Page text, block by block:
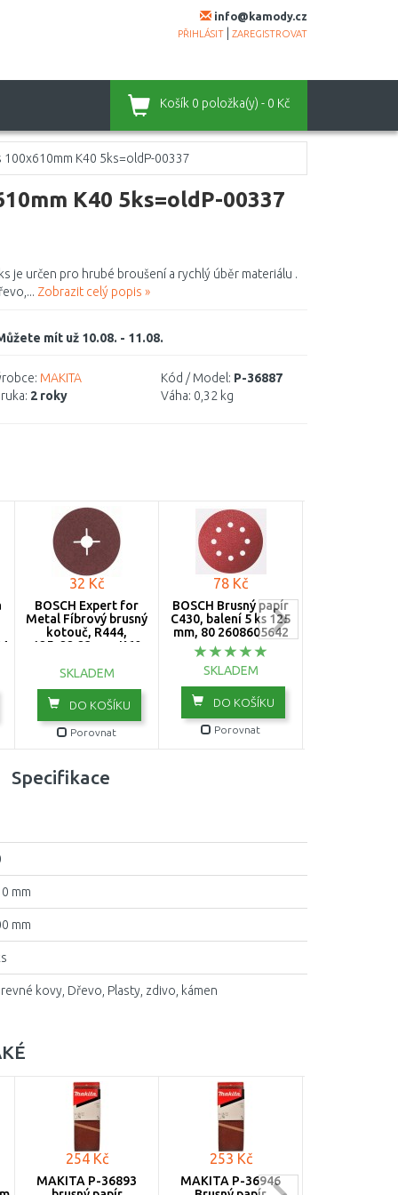
info@kamody.cz
PŘIHLÁSIT ZAREGISTROVAT
Košík 0 položka(y) - 0 Kč
100x610mm K40 5ks=oldP-00337
K40 5ks=oldP-00337
je určen pro hrubé broušení a rychlý úběr materiálu .
Zobrazit celý popis »
mít už 10.08. - 11.08.
MAKITA
2 roky
Kód / Model: P-36887
Váha: 0,32 kg
32 Kč
BOSCH Expert for
Metal Fíbrový brusný
kotouč, R444,
125x22,23mm, K60
SKLADEM
DO KOŠÍKU
Porovnat
78 Kč
BOSCH Brusný papír
C430, balení 5 ks 125
mm, 80 2608605642
SKLADEM
DO KOŠÍKU
Porovnat
Specifikace
mm
mm
kovy, Dřevo, Plasty, zdivo, kámen
254 Kč
MAKITA P-36893
253 Kč
MAKITA P-36946